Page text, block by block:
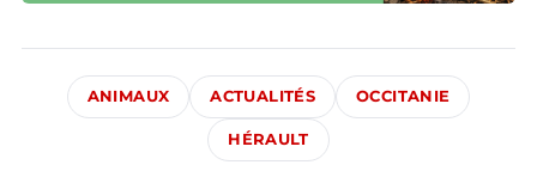
ANIMAUX ACTUALITÉS OCCITANIE
HÉRAULT